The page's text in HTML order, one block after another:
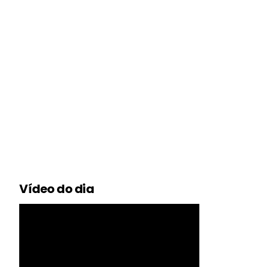
Vídeo do dia